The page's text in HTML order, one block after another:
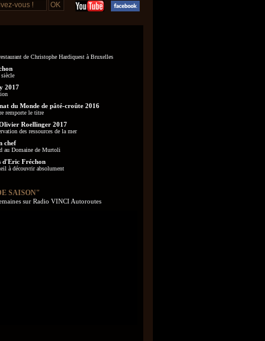
de Christophe Hardiquest à Bruxelles
2017
du Monde de pâté-croûte 2016
remporte le titre
Roellinger 2017
des ressources de la mer
chef
au Domaine de Murtoli
d'Eric Fréchon
à découvrir absolument
SAISON"
sur Radio VINCI Autoroutes